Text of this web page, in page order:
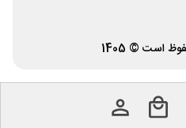
است © 1405